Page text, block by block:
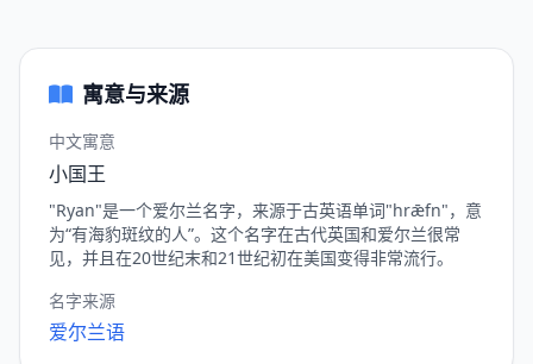
寓意与来源
中文寓意
小国王
"Ryan"是一个爱尔兰名字，来源于古英语单词"hrǣfn"，意
为“有海豹斑纹的人”。这个名字在古代英国和爱尔兰很常
见，并且在20世纪末和21世纪初在美国变得非常流行。
名字来源
爱尔兰语